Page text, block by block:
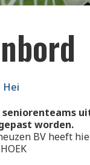
Hei
seniorenteams
worden.
BV heeft